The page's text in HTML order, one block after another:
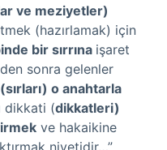
ve meziyetler)
(hazırlamak) için
bir sırrına işaret
sonra gelenler
o anahtarla
dikkati (dikkatleri)
ve hakaikine
niyetidir…”